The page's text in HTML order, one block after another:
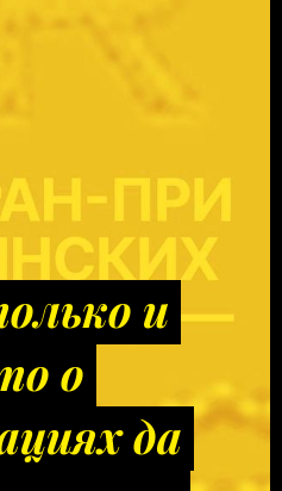
и
о
да